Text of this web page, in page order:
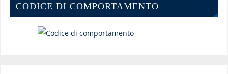
CODICE DI COMPORTAMENTO